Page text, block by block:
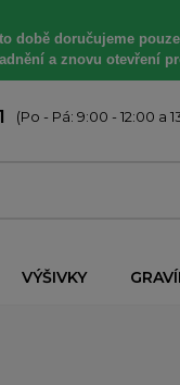
době doručujeme
a znovu otevření
(Po - Pá: 9:00 - 12:00 a
VÝŠIVKY